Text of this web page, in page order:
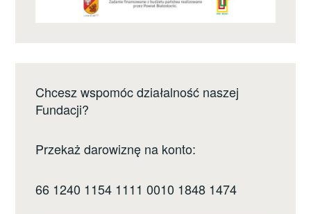
Chcesz wspomóc działalność naszej
Fundacji?
Przekaż darowiznę na konto:
66 1240 1154 1111 0010 1848 1474